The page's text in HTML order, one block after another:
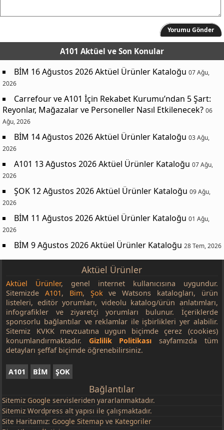
Yorumu Gönder
A101 Aktüel ve Son Konular
BİM 16 Ağustos 2026 Aktüel Ürünler Kataloğu 07 Ağu,
2026
Carrefour ve A101 İçin Rekabet Kurumu’ndan 5 Şart:
Reyonlar, Mağazalar ve Personeller Nasıl Etkilenecek? 06
Ağu, 2026
BİM 14 Ağustos 2026 Aktüel Ürünler Kataloğu 03 Ağu,
2026
A101 13 Ağustos 2026 Aktüel Ürünler Kataloğu 07 Ağu,
2026
ŞOK 12 Ağustos 2026 Aktüel Ürünler Kataloğu 09 Ağu,
2026
BİM 11 Ağustos 2026 Aktüel Ürünler Kataloğu 01 Ağu,
2026
BİM 9 Ağustos 2026 Aktüel Ürünler Kataloğu 28 Tem, 2026
Aktüel Ürünler
Aktüel Ürünler, genel internet kullanıcısına uygundur.
SitemizdeA101, Bim, Şokve Watsons katalogları, ürün
listeleri, editör yorumları, videolu katalog/ürün anlatımları,
infografikler ve ziyaretçi yorumları bulunur. İçeriklerde
sponsorlu bağlantılar ve reklamlar ile işbirlikleri yer alabilir.
Sitemiz KVKK mevzuatına uygun biçimde çerez (cookies)
konumlandırmaktadır. Gizlilik Politikası sayfamızda tüm
detayları şeffaf biçimde öğrenebilirsiniz.
A101 BİM ŞOK
Bağlantılar
Sitemiz Google servisleriden yararlanmaktadır.
Sitemiz Wordpress alt yapısı ile çalışmaktadır.
Site Haritamız: Google Sitemap ve Kategoriler